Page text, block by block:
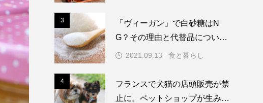
3
「ヴィーガン」で白砂糖はN
G？その理由と代替品について
解説2021.09.13 食と暮らし
4
フランスで犬猫の店頭販売が禁
止に。ペットショップが生み出